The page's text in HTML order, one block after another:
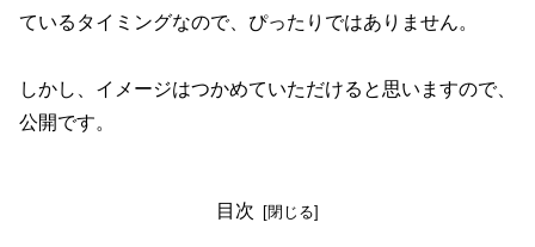
ているタイミングなので、ぴったりではありません。
しかし、イメージはつかめていただけると思いますので、
公開です。
目次